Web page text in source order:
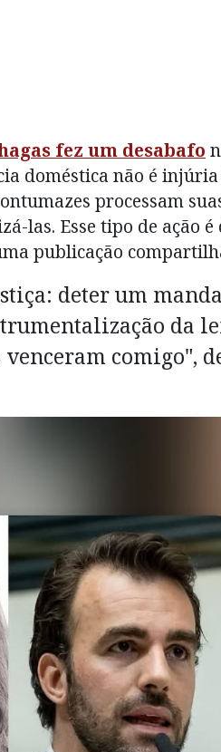
fez um desabafo
doméstica não é
processam
las. Esse tipo de ação é
publicação
deter um
da
comigo",